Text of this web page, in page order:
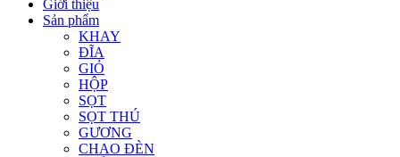
Giới thiệu
Sản phẩm
KHAY
ĐĨA
GIỎ
HỘP
SỌT
SỌT THÚ
GƯƠNG
CHAO ĐÈN